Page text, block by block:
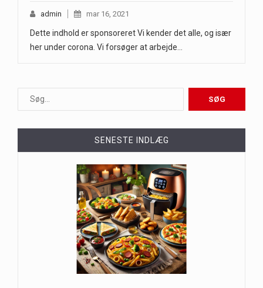
admin mar 16, 2021
Dette indhold er sponsoreret Vi kender det alle, og især
her under corona. Vi forsøger at arbejde…
SENESTE INDLÆG